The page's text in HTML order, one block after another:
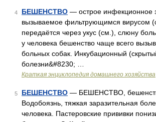
4 БЕШЕНСТВО — острое инфекционное
вызываемое фильтрующимся вирусом
передаётся через укус (см.), слюну
у человека бешенство чаще всего
больных собак. Инкубационный
болезни&#8230; …
Краткая энциклопедия домашнего хозяйства
5 БЕШЕНСТВО — БЕШЕНСТВО,
Водобоязнь, тяжкая заразительная
человека. Пастеровские прививки